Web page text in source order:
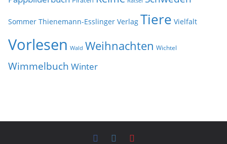
Sommer Thienemann-Esslinger Verlag Tiere Vielfalt
Vorlesen Wald Weihnachten Wichtel
Wimmelbuch Winter